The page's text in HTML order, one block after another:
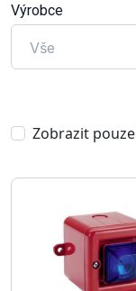
Výrobce
Vše
Zobrazit